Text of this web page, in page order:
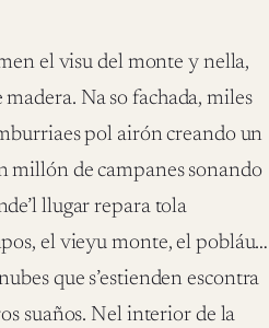
el visu del monte y nella,
Na so fachada, miles
pol airón creando un
millón de campanes sonando
llugar repara tola
el vieyu monte, el pobláu…
que s’estienden escontra
suaños. Nel interior de la